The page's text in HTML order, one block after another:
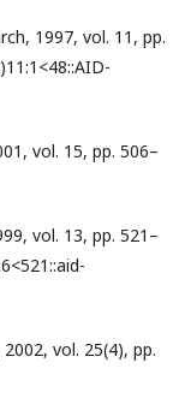
1997, vol. 11, pp.
vol. 15, pp. 506–
vol. 13, pp. 521–
vol. 25(4), pp.